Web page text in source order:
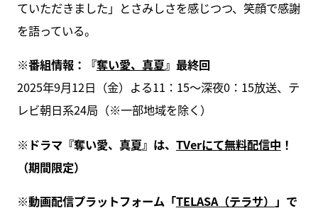
ていただきました」とさみしさを感じつつ、笑顔で感謝
を語っている。
※番組情報：『奪い愛、真夏』最終回
2025年9月12日（金）よる11：15～深夜0：15放送、テ
レビ朝日系24局（※一部地域を除く）
※ドラマ『奪い愛、真夏』は、 TVerにて無料配信中 ！
（期間限定）
※動画配信プラットフォーム「TELASA（テラサ） 」で